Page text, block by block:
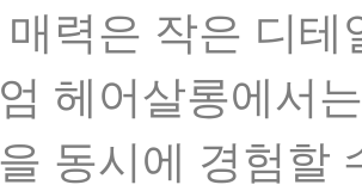
력은 작은 디
헤어살롱에서
동시에 경험할